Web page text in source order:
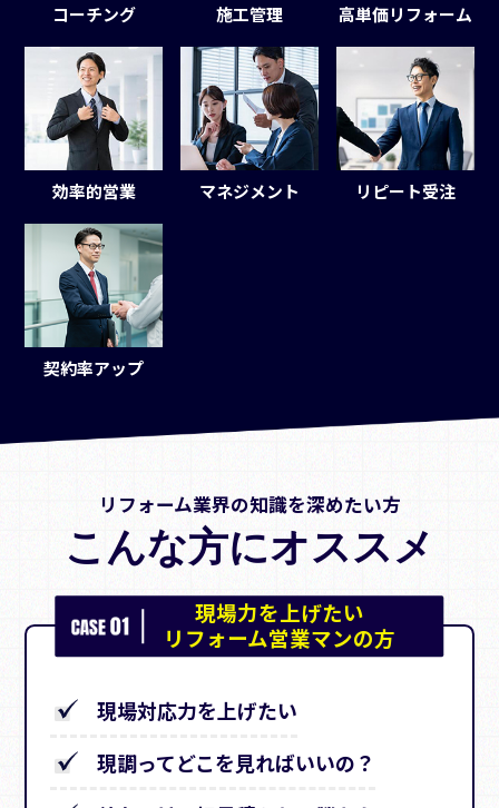
コーチング 施工管理 高単価リフォーム
効率的営業 マネジメント リピート受注
契約率アップ
リフォーム業界の知識を深めたい方
こんな方にオススメ
現場力を上げたい
リフォーム営業マンの方
現場対応力を上げたい
現調ってどこを見ればいいの？